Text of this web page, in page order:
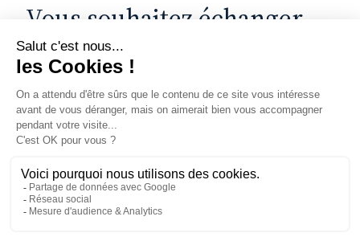
Vous souhaitez échanger
avec nous ?
Nous sommes
à votre écoute
Vos enjeux
Nos expertises
Secteurs